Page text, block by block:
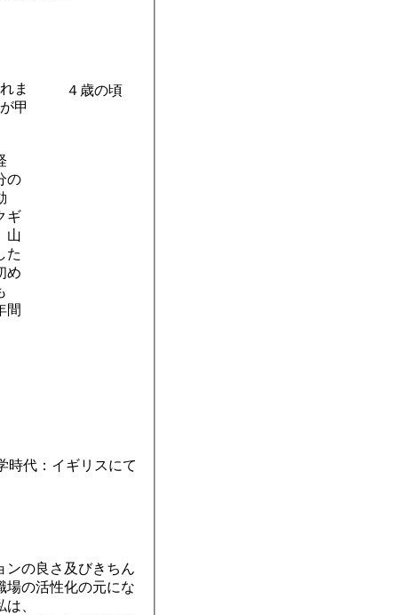
ま
甲
の
ギ
山
た
め
間
４歳の頃
時代：イギリスにて
ンの良さ及びきちん
場の活性化の元にな
は、